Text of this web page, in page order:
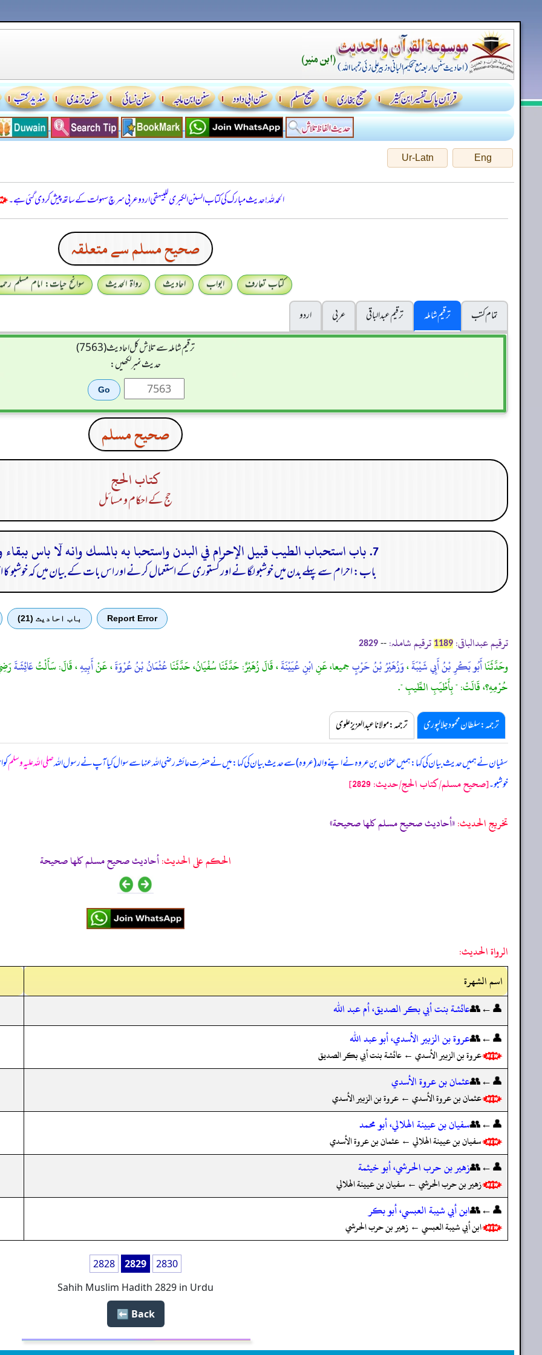
Eng
Ur-Latn
الحمدللہ! حدیث مبارک کی کتاب السنن الكبرى للبيهقي اردو عربی سرچ سہولت کے ساتھ پیش کر دی گئی ہے۔
صحيح مسلم سے متعلقہ
کتاب تعارف ابواب احادیث رواۃ الحدیث
سوانح حیات: امام مسلم
تمام کتب
ترقیم شاملہ ترقيم عبدالباقی عربی
اردو
ترقیم شاملہ سے تلاش کل احادیث (7563)
حدیث نمبر لکھیں:
صحيح مسلم
كتاب الحج
حج کے احکام و مسائل
7. باب استحباب الطيب قبيل الإحرام في البدن واستحبا به بالمسك وانه لٓا باس ببقاء وبيصه وهو بريقة ولمعانه
باب: احرام سے پہلے بدن میں خوشبو لگانے اور کستوری کے استعمال کرنے اور اس بات کے بیان میں کہ خوشبو کا
Report Error باب احادیث (21)
ترقیم عبدالباقی: 1189 ترقیم شاملہ: --
2829
وحَدَّثَنَاأَبُو بَكْرِ بْنُ أَبِي شَيْبَةَ،وَزُهَيْرُ بْنُ حَرْبٍجميعا، عَنِابْنِ عُيَيْنَةَ، قَالَ زُهَيْرٌ: حَدَّثَنَا سُفْيَانُ، حَدَّثَنَاعُثْمَانُ بْنُ عُرْوَةَ، عَنْأَبِيهِ، قَالَ: سَأَلْتُعَائِشَةَ
حُرْمِهِ؟، قَالَتْ: " بِأَطْيَبِ الطِّيبِ ".
ترجمہ:سلطان محمود جلالپوری ترجمہ:مولانا عبدالعزیز علوی
سفیان نے ہمیں حدیث بیان کی کہا: ہمیں عثمان بن عروہ نے اپنے والد (عروہ) سے حدیث بیان کی کہا: میں نے حضرت عائشہ رضی اللہ عنہا سے سوال کیا آپ نے رسول اللہصلی اللہ علیہ وسلم
خوشبو۔[صحيح مسلم/كتاب الحج/حدیث: 2829]
تخریج الحدیث:«أحاديث صحيح مسلم كلها صحيحة»
الحكم على الحديث:أحاديث صحيح مسلم كلها صحيحة
الرواة الحديث:
اسم الشهرة
👤←👥عائشة بنت أبي بكر الصديق، أم عبد الله
👤←👥عروة بن الزبير الأسدي، أبو عبد الله
عروة بن الزبير الأسدي ← عائشة بنت أبي بكر الصديق
👤←👥عثمان بن عروة الأسدي
عثمان بن عروة الأسدي ← عروة بن الزبير الأسدي
👤←👥سفيان بن عيينة الهلالي، أبو محمد
سفيان بن عيينة الهلالي ← عثمان بن عروة الأسدي
👤←👥زهير بن حرب الحرشي، أبو خيثمة
زهير بن حرب الحرشي ← سفيان بن عيينة الهلالي
👤←👥ابن أبي شيبة العبسي، أبو بكر
ابن أبي شيبة العبسي ← زهير بن حرب الحرشي
2828 2829
2830
Sahih Muslim Hadith 2829 in Urdu
Back ⬅️